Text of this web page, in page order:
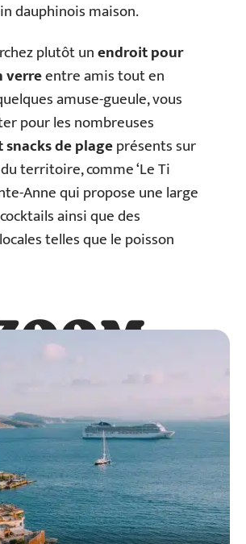
dauphinois maison.
plutôt unendroit pour
verreentre amis tout en
amuse-gueule, vous
pour les nombreuses
de plageprésents sur
territoire, comme ‘Le Ti
Anne qui propose une large
ainsi que des
telles que le poisson
SUR…